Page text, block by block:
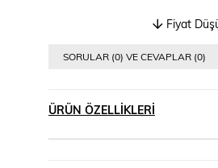
Fiyat
SORULAR (0) VE CEVAPLAR (0)
ÜRÜN ÖZELLIKLERI